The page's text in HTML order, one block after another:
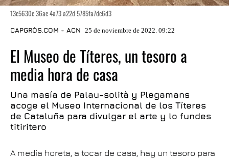
13e5630c 36ac 4a73 a22d 5785fa7de6d3
CAPGRÒS.COM - ACN 25 de noviembre de 2022. 09:22
El Museo de Títeres, un tesoro a
media hora de casa
Una masía de Palau-solità y Plegamans
acoge el Museo Internacional de los Títeres
de Cataluña para divulgar el arte y lo fundes
titiritero
A media horeta, a tocar de casa, hay un tesoro para